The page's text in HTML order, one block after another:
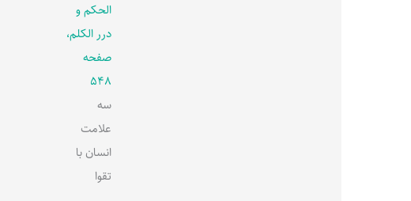
الحکم و
درر الکلم،
صفحه
548
سه
علامت
انسان با
تقوا